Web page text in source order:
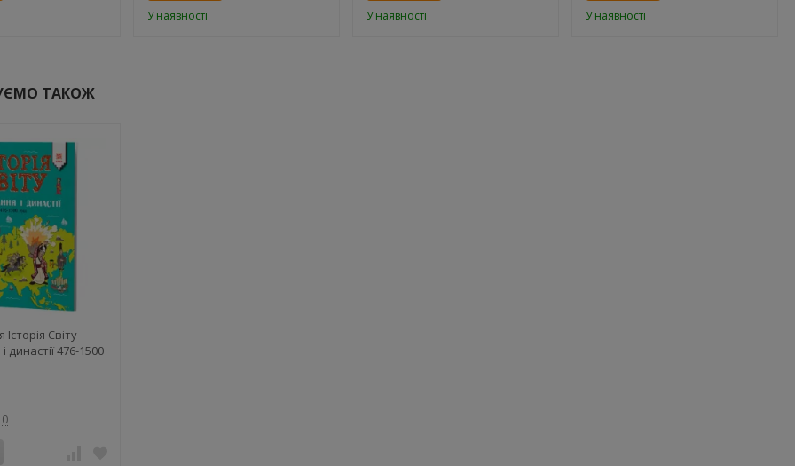
У наявності У наявності У наявності
ТАКОЖ
Світу
476-1500
0